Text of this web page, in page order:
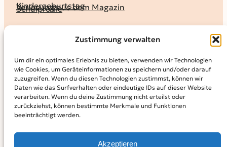
Zustimmung verwalten
Um dir ein optimales Erlebnis zu bieten, verwenden wir Technologien
wie Cookies, um Geräteinformationen zu speichern und/oder darauf
zuzugreifen. Wenn du diesen Technologien zustimmst, können wir
Daten wie das Surfverhalten oder eindeutige IDs auf dieser Website
verarbeiten. Wenn du deine Zustimmung nicht erteilst oder
zurückziehst, können bestimmte Merkmale und Funktionen
beeinträchtigt werden.
Akzeptieren
Kindergeburtstag
Verlosung aus dem Magazin
Schulprofile
KALENDER
MAGAZIN
KidS-Ausgaben online lesen
Abonnement
Archiv
INFO